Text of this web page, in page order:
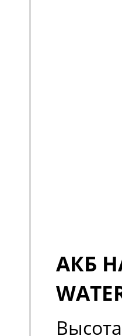
АКБ